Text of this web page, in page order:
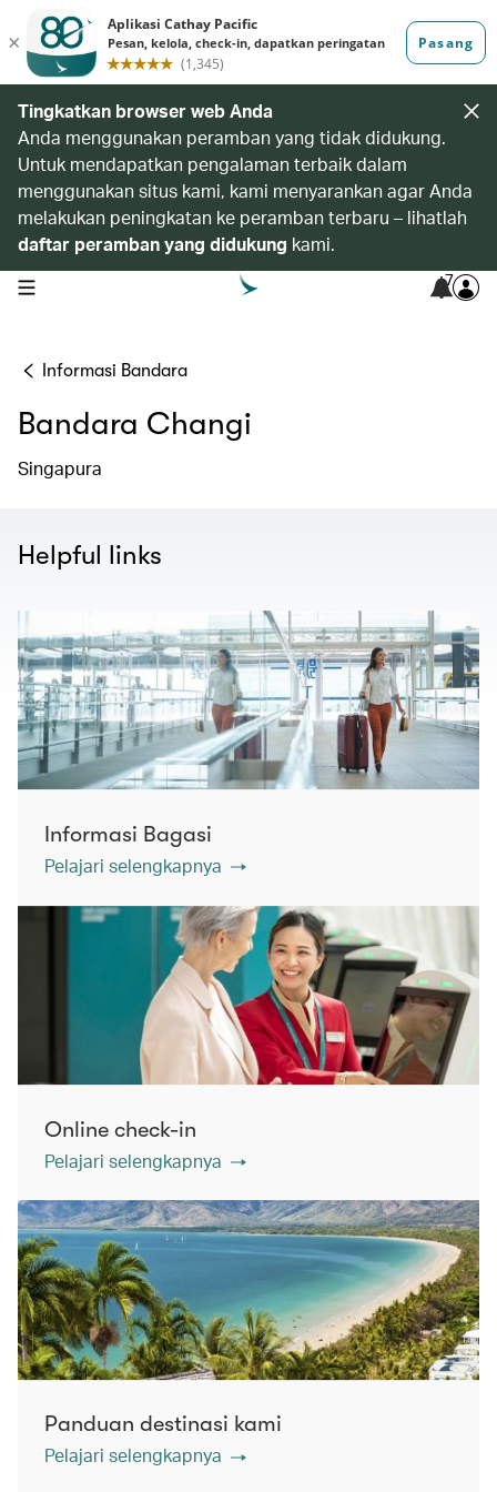
Tingkatkan browser web Anda
Anda menggunakan peramban yang tidak didukung.
Untuk mendapatkan pengalaman terbaik dalam
menggunakan situs kami, kami menyarankan agar Anda
melakukan peningkatan ke peramban terbaru – lihatlah
daftar peramban yang didukung kami.
open navigation menu 7
Informasi Bandara
Bandara Changi
Singapura
Helpful links
Informasi Bagasi
Pelajari selengkapnya
Online check-in
Pelajari selengkapnya
Panduan destinasi kami
Pelajari selengkapnya